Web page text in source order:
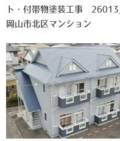
ト・付帯物塗装工事 26013_
岡山市北区マンション